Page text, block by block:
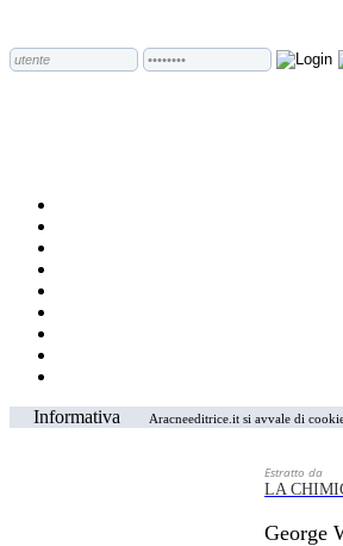
Informativa Aracneeditrice.it si avvale di
Estratto da
LA
George